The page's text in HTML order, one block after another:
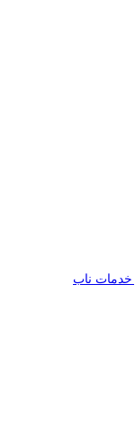
خدمات ناب